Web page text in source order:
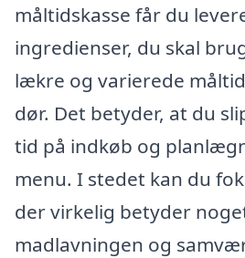
måltidskasse får du
ingredienser, du skal
lækre og varierede
dør. Det betyder, at du
tid på indkøb og
menu. I stedet kan du
der virkelig betyder
madlavningen og